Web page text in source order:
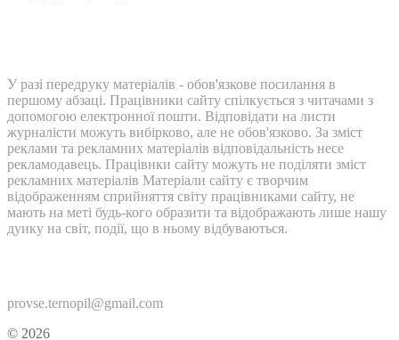
У разі передруку матеріалів - обов'язкове посилання в
першому абзаці. Працівники сайту спілкується з читачами з
допомогою електронної пошти. Відповідати на листи
журналісти можуть вибірково, але не обов'язково. За зміст
реклами та рекламних матеріалів відповідальність несе
рекламодавець. Працівнки сайту можуть не поділяти зміст
рекламних матеріалів Матеріали сайту є творчим
відображенням сприйняття світу працівниками сайту, не
мають на меті будь-кого образити та відображають лише нашу
дуику на світ, події, що в ньому відбуваються.
provse.ternopil@gmail.com
© 2026